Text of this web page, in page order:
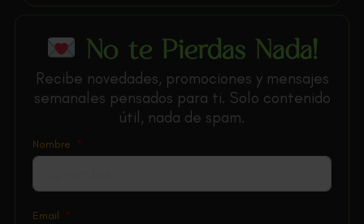
No te Pierdas Nada!
Recibe novedades, promociones y mensajes
semanales pensados para ti. Solo contenido
útil, nada de spam.
Nombre
Email